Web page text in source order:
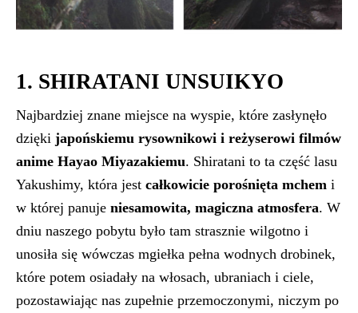
1. SHIRATANI UNSUIKYO
Najbardziej znane miejsce na wyspie, które zasłynęło
dzięki japońskiemu rysownikowi i reżyserowi filmów
anime Hayao Miyazakiemu. Shiratani to ta część lasu
Yakushimy, która jest całkowicie porośnięta mchem i
w której panuje niesamowita, magiczna atmosfera. W
dniu naszego pobytu było tam strasznie wilgotno i
unosiła się wówczas mgiełka pełna wodnych drobinek,
które potem osiadały na włosach, ubraniach i ciele,
pozostawiając nas zupełnie przemoczonymi, niczym po